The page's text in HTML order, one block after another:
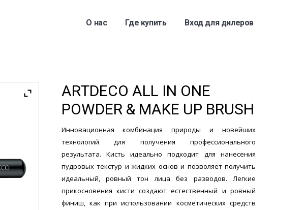
О нас Где купить Вход для дилеров
ARTDECO ALL IN ONE
POWDER & MAKE UP BRUSH
Инновационная комбинация природы и новейших
технологий для получения профессионального
результата. Кисть идеально подходит для нанесения
пудровых текстур и жидких основ и позволяет получить
идеальный, ровный тон лица без разводов. Легкие
прикосновения кисти создают естественный и ровный
финиш, как при использовании косметических средств